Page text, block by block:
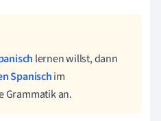
lernen willst, dann
Spanischim
Grammatik an.